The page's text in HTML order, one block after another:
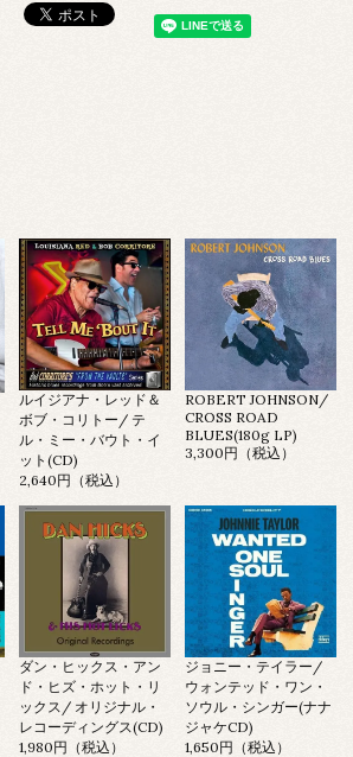
ルイジアナ・レッド＆
ボブ・コリトー/ テ
ル・ミー・バウト・イ
ット(CD)
2,640円（税込）
ROBERT JOHNSON/
CROSS ROAD
BLUES(180g LP)
3,300円（税込）
ダン・ヒックス・アン
ド・ヒズ・ホット・リ
ックス/ オリジナル・
レコーディングス(CD)
1,980円（税込）
ジョニー・テイラー/
ウォンテッド・ワン・
ソウル・シンガー(ナナ
ジャケCD)
1,650円（税込）